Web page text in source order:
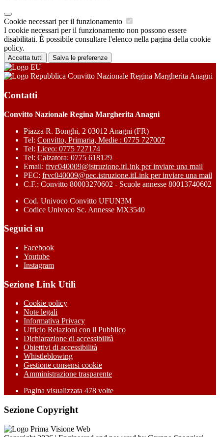
Cookie necessari per il funzionamento
I cookie necessari per il funzionamento non possono essere
disabilitati. È possibile consultare l'elenco nella pagina della cookie
policy.
Accetta tutti Salva le preferenze
Convitto Nazionale Regina Margherita Anagni
Contatti
Convitto Nazionale Regina Margherita Anagni
Piazza R. Bonghi, 2 03012 Anagni (FR)
Tel: Convitto, Primaria, Medie : 0775 727007
Tel: Liceo: 0775 727174
Tel: Calzatora: 0775 618129
Email: frvc040009@istruzione.itLink per inviare una mail
PEC: frvc040009@pec.istruzione.itLink per inviare una mail
C.F.: Convitto 80003270602 - Scuole annesse 80013740602
Cod. Univoco Convitto UFUN3M
Codice Univoco Sc. Annesse MX3540
Seguici su
Facebook
Youtube
Instagram
Sezione Link Utili
Cookie policy
Note legali
Informativa Privacy
Ufficio Relazioni con il Pubblico
Dichiarazione di accessibilità
Obiettivi di accessibilità
Whistleblowing
Gestione consensi cookie
Amministrazione trasparente
Pagina visualizzata 478 volte
Sezione Copyright